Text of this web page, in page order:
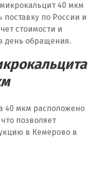
40 мкм
по России и
стоимости и
день обращения.
40 мкм расположено
позволяет
в Кемерово в